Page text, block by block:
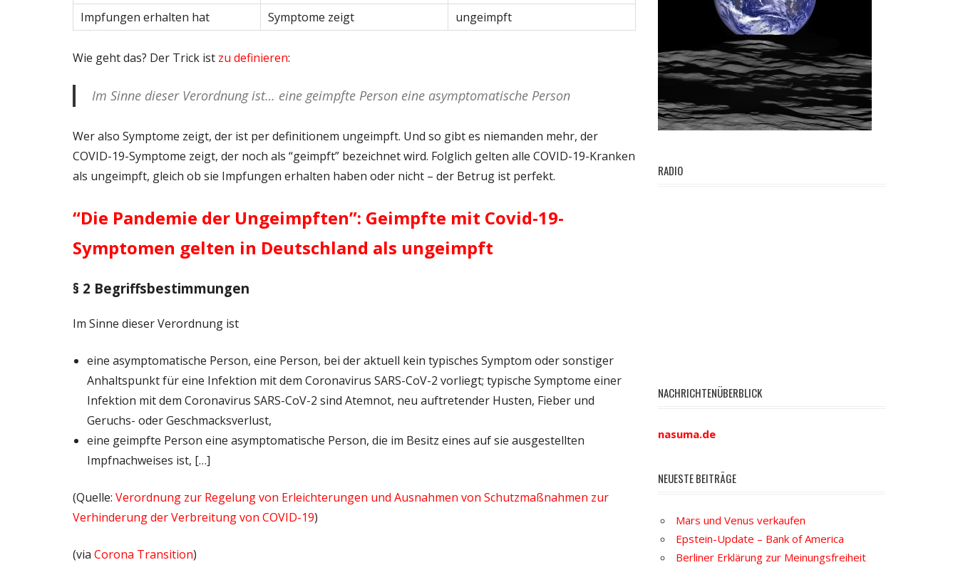
Impfungen erhalten hat
Symptome zeigt ungeimpft
Wie geht das? Der Trick ist zu definieren:
Im Sinne dieser Verordnung ist… eine geimpfte Person eine asymptomatische Person
Wer also Symptome zeigt, der ist per definitionem ungeimpft. Und so gibt es niemanden mehr, der
COVID-19-Symptome zeigt, der noch als “geimpft” bezeichnet wird. Folglich gelten alle COVID-19-Kranken
als ungeimpft, gleich ob sie Impfungen erhalten haben oder nicht – der Betrug ist perfekt.
“Die Pandemie der Ungeimpften”: Geimpfte mit Covid-19-
Symptomen gelten in Deutschland als ungeimpft
§ 2 Begriffsbestimmungen
Im Sinne dieser Verordnung ist
eine asymptomatische Person, eine Person, bei der aktuell kein typisches Symptom oder sonstiger
Anhaltspunkt für eine Infektion mit dem Coronavirus SARS-CoV-2 vorliegt; typische Symptome einer
Infektion mit dem Coronavirus SARS-CoV-2 sind Atemnot, neu auftretender Husten, Fieber und
Geruchs- oder Geschmacksverlust,
eine geimpfte Person eine asymptomatische Person, die im Besitz eines auf sie ausgestellten
Impfnachweises ist, […]
(Quelle: Verordnung zur Regelung von Erleichterungen und Ausnahmen von Schutzmaßnahmen zur
Verhinderung der Verbreitung von COVID-19)
(via Corona Transition)
RADIO
NACHRICHTENÜBERBLICK
nasuma.de
NEUESTE BEITRÄGE
Mars und Venus verkaufen
Epstein-Update – Bank of America
Berliner Erklärung zur Meinungsfreiheit